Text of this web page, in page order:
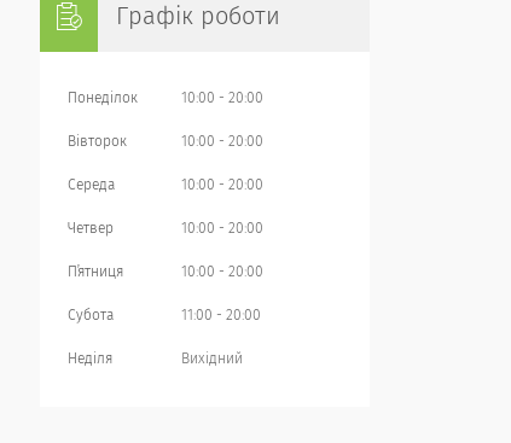
Графік роботи
Понеділок 10:00 20:00
Вівторок 10:00 20:00
Середа 10:00 20:00
Четвер 10:00 20:00
Пʼятниця 10:00 20:00
Субота 11:00 20:00
Неділя Вихідний